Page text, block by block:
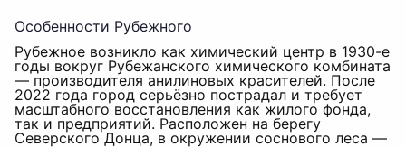
Особенности Рубежного
Рубежное возникло как химический центр в 1930-е
годы вокруг Рубежанского химического комбината
— производителя анилиновых красителей. После
2022 года город серьёзно пострадал и требует
масштабного восстановления как жилого фонда,
так и предприятий. Расположен на берегу
Северского Донца, в окружении соснового леса —